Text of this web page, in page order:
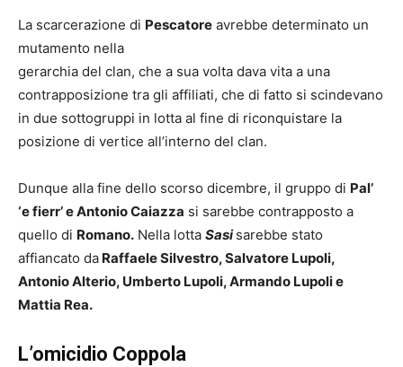
La scarcerazione di Pescatore avrebbe determinato un
mutamento nella
gerarchia del clan, che a sua volta dava vita a una
contrapposizione tra gli affiliati, che di fatto si scindevano
in due sottogruppi in lotta al fine di riconquistare la
posizione di vertice all’interno del clan.
Dunque alla fine dello scorso dicembre, il gruppo di Pal’
‘e fierr’ e Antonio Caiazza si sarebbe contrapposto a
quello di Romano. Nella lotta Sasisarebbe stato
affiancato da Raffaele Silvestro, Salvatore Lupoli,
Antonio Alterio, Umberto Lupoli, Armando Lupoli e
Mattia Rea.
L’omicidio Coppola